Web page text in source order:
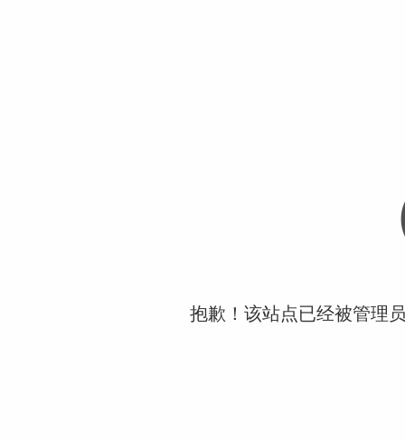
抱歉！该站点已经被管理